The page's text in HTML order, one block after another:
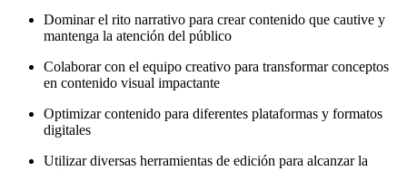
Dominar el rito narrativo para crear contenido que cautive y
mantenga la atención del público
Colaborar con el equipo creativo para transformar conceptos
en contenido visual impactante
Optimizar contenido para diferentes plataformas y formatos
digitales
Utilizar diversas herramientas de edición para alcanzar la